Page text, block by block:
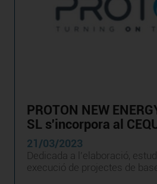
PROTON NEW
SL s'incorpora al
21/03/2023
Dedicada a l’elaboració,
execució de projectes de base